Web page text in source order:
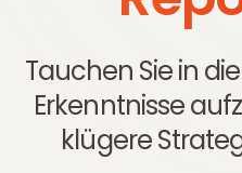
Tauchen Sie in
Erkenntnisse
klügere